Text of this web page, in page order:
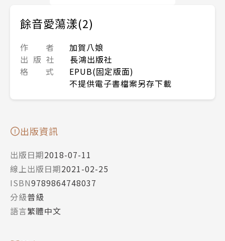
餘音愛蕩漾(2)
作 者
加賀八娘
出 版 社
長鴻出版社
格 式
EPUB(固定版面)
不提供電子書檔案另存下載
出版資訊
出版日期2018-07-11
線上出版日期2021-02-25
ISBN9789864748037
分級普級
語言繁體中文